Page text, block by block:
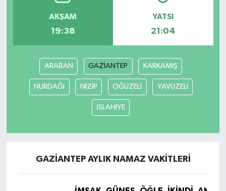
AKŞAM
19:38
YATSI
21:04
ARABAN GAZİANTEP KARKAMIŞ
NURDAĞI NİZİP OĞUZELİ YAVUZELİ
İSLAHİYE
GAZİANTEP AYLIK NAMAZ VAKITLERI